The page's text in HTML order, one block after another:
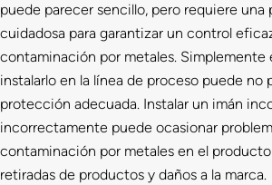
puede parecer sencillo, pero requiere una
cuidadosa para garantizar un control
contaminación por metales. Simplemente
instalarlo en la línea de proceso puede no
protección adecuada. Instalar un imán
incorrectamente puede ocasionar
contaminación por metales en el
retiradas de productos y daños a la marca.